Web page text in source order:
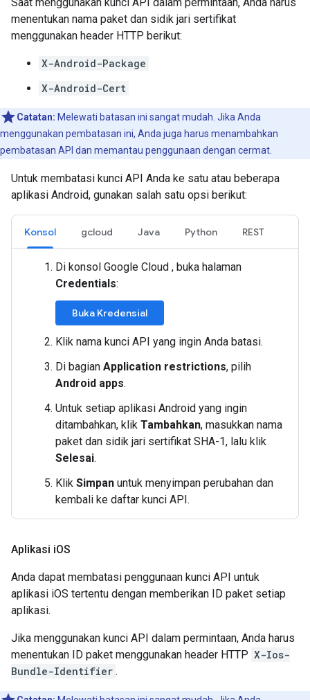
menentukan nama paket dan sidik jari sertifikat
menggunakan header HTTP berikut:
X-Android-Package
X-Android-Cert
Catatan: Melewati batasan ini sangat mudah. Jika Anda
menggunakan pembatasan ini, Anda juga harus menambahkan
pembatasan API dan memantau penggunaan dengan cermat.
Untuk membatasi kunci API Anda ke satu atau beberapa
aplikasi Android, gunakan salah satu opsi berikut:
Konsol gcloud Java Python REST
Di konsol Google Cloud , buka halaman
Credentials:
Buka Kredensial
Klik nama kunci API yang ingin Anda batasi.
Di bagian Application restrictions, pilih
Android apps.
Untuk setiap aplikasi Android yang ingin
ditambahkan, klik Tambahkan, masukkan nama
paket dan sidik jari sertifikat SHA-1, lalu klik
Selesai.
Klik Simpan untuk menyimpan perubahan dan
kembali ke daftar kunci API.
Aplikasi iOS
Anda dapat membatasi penggunaan kunci API untuk
aplikasi iOS tertentu dengan memberikan ID paket setiap
aplikasi.
Jika menggunakan kunci API dalam permintaan, Anda harus
menentukan ID paket menggunakan header HTTP X-Ios-
Bundle-Identifier .